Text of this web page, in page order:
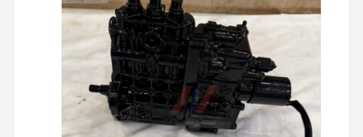
Visita À
Fábrica
Controle De
Qualidade
Contacte-
Nos
Notícias